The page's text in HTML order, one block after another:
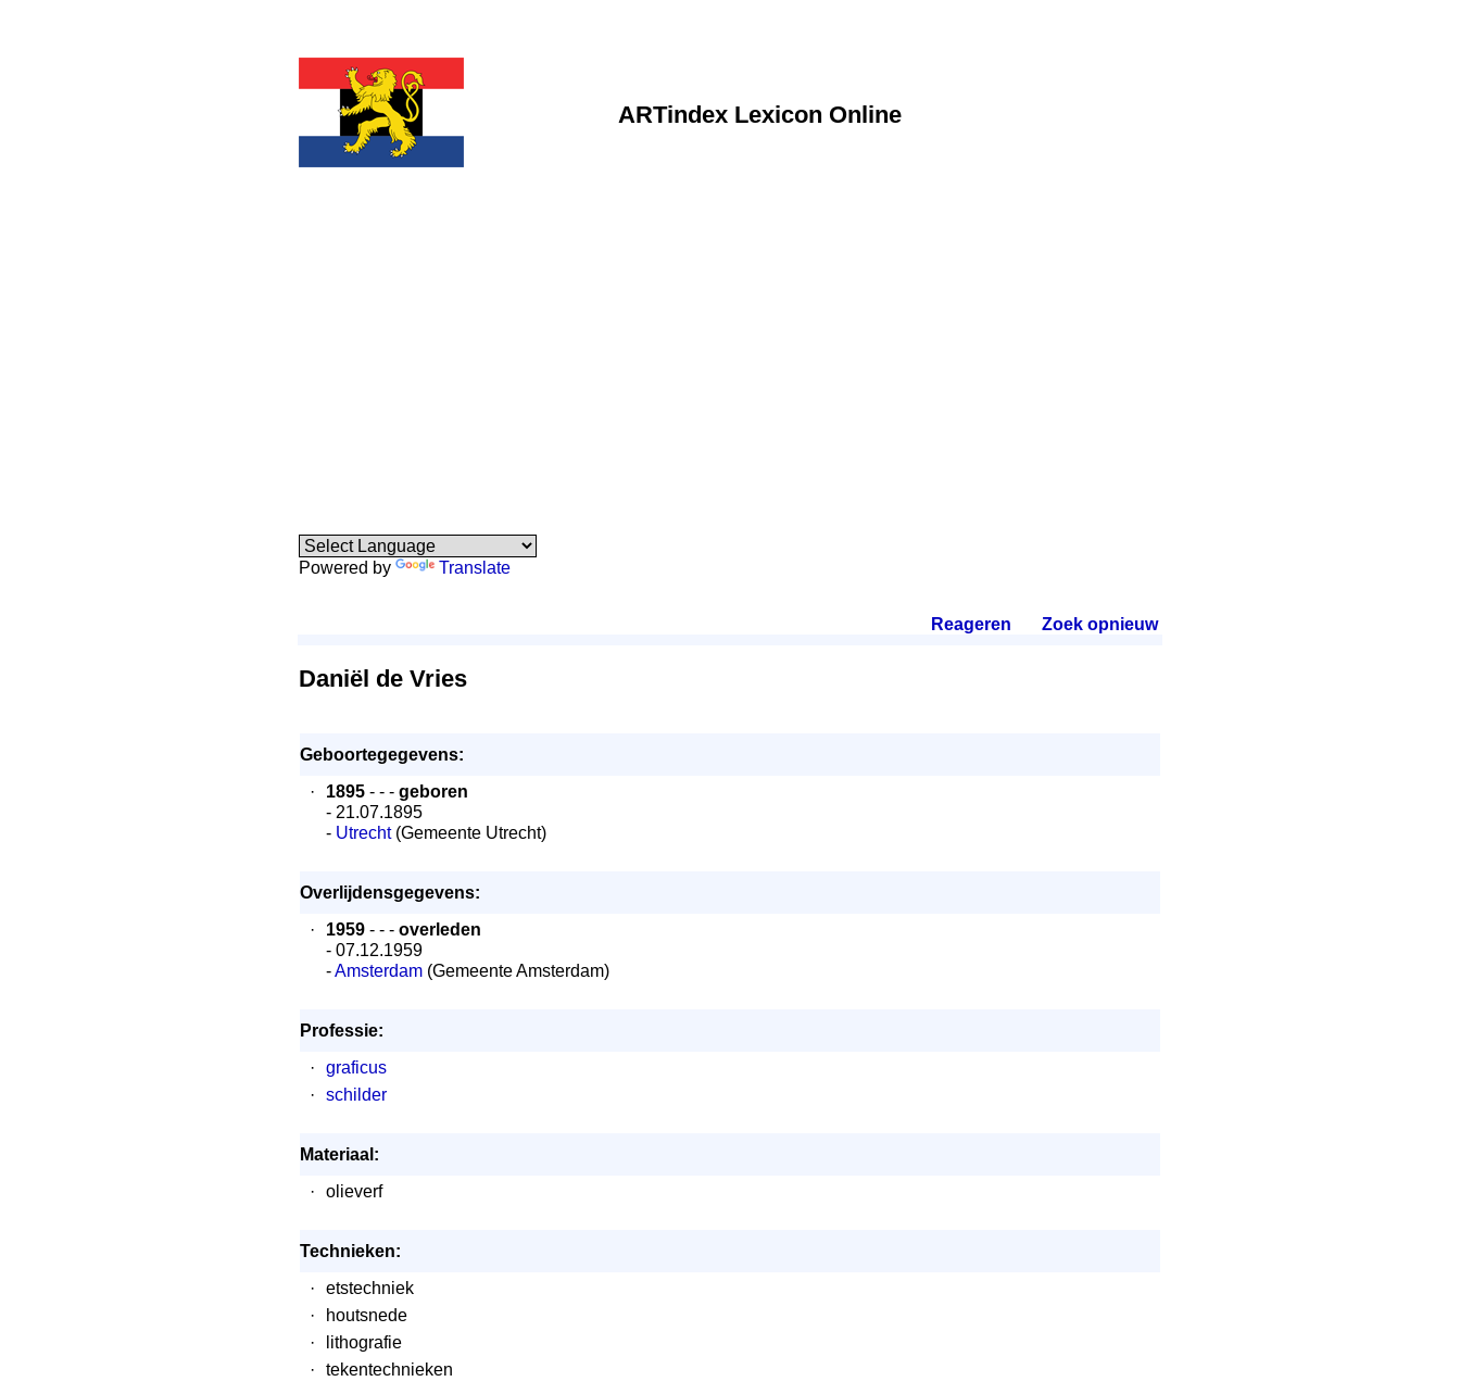
ARTindex Lexicon Online
Powered by Translate
Reageren Zoek opnieuw.
Daniël de Vries
Geboortegegevens:
·
1895 - - - geboren
- 21.07.1895
- Utrecht(Gemeente Utrecht)
Overlijdensgegevens:
·
1959 - - - overleden
- 07.12.1959
-Amsterdam (Gemeente Amsterdam)
Professie:
·
graficus
·
schilder
Materiaal:
·
olieverf
Technieken:
·
etstechniek
·
houtsnede
·
lithografie
·
tekentechnieken